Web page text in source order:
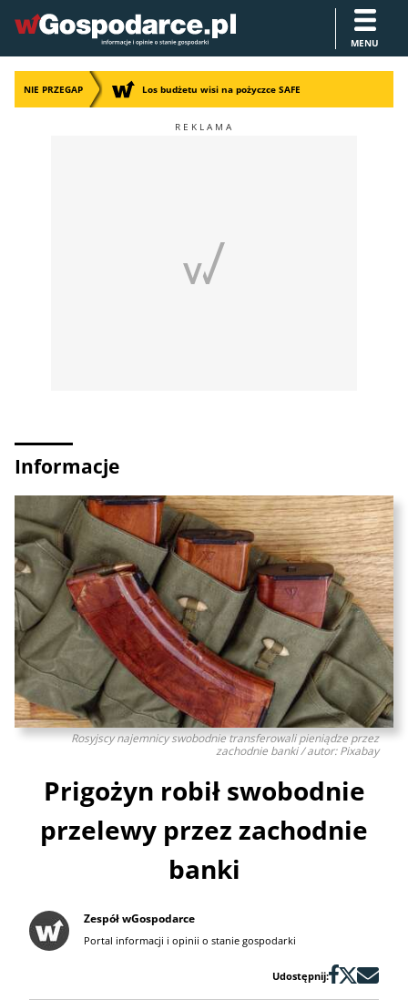
MENU
NIE PRZEGAP Los budżetu wisi na pożyczce SAFE
Informacje
Rosyjscy najemnicy swobodnie transferowali pieniądze przez
zachodnie banki / autor: Pixabay
Prigożyn robił swobodnie
przelewy przez zachodnie
banki
Zespół wGospodarce
Portal informacji i opinii o stanie gospodarki
Udostępnij: